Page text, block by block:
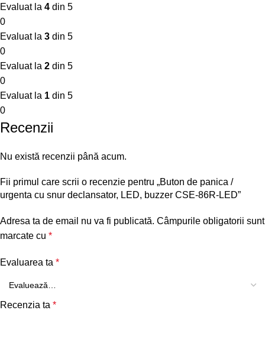
Evaluat la 4 din 5
0
Evaluat la 3 din 5
0
Evaluat la 2 din 5
0
Evaluat la 1 din 5
0
Recenzii
Nu există recenzii până acum.
Fii primul care scrii o recenzie pentru „Buton de panica /
urgenta cu snur declansator, LED, buzzer CSE-86R-LED”
Adresa ta de email nu va fi publicată. Câmpurile obligatorii sunt
marcate cu *
Evaluarea ta *
Recenzia ta *